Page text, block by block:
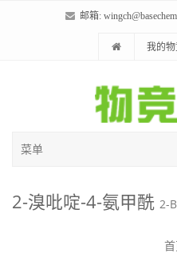
邮箱:
我的物
菜单
2-溴吡啶-4-氨甲酰 2-
首